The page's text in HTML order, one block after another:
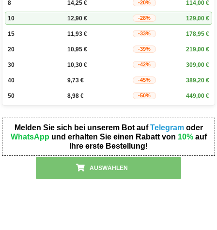
8 14,25 € -20% 114,00 €
10 12,90 € -28% 129,00 €
15 11,93 € -33% 178,95 €
20 10,95 € -39% 219,00 €
30 10,30 € -42% 309,00 €
40 9,73 € -45% 389,20 €
50 8,98 € -50% 449,00 €
Melden Sie sich bei unserem Bot aufTelegramoder
WhatsApp und erhalten Sie einen Rabatt von 10%auf
Ihre erste Bestellung!
AUSWÄHLEN